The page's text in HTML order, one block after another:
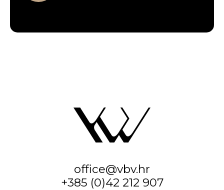
office@vbv.hr
+385 (0)42 212 907